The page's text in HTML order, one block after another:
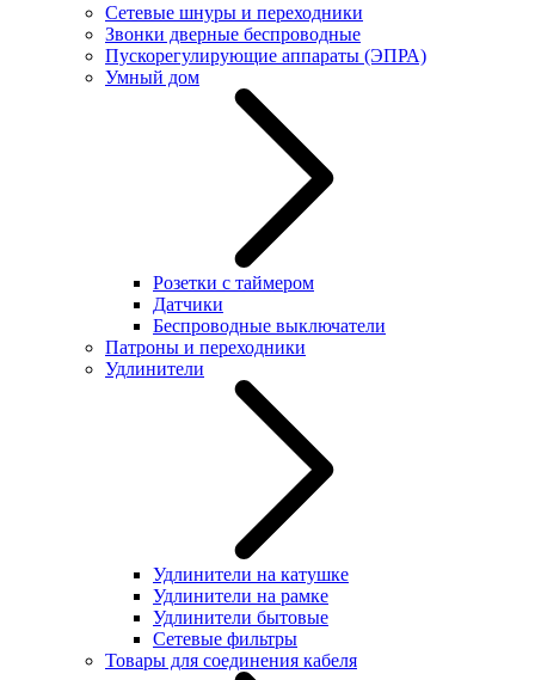
Сетевые шнуры и переходники
Звонки дверные беспроводные
Пускорегулирующие аппараты (ЭПРА)
Умный дом
Розетки с таймером
Датчики
Беспроводные выключатели
Патроны и переходники
Удлинители
Удлинители на катушке
Удлинители на рамке
Удлинители бытовые
Сетевые фильтры
Товары для соединения кабеля